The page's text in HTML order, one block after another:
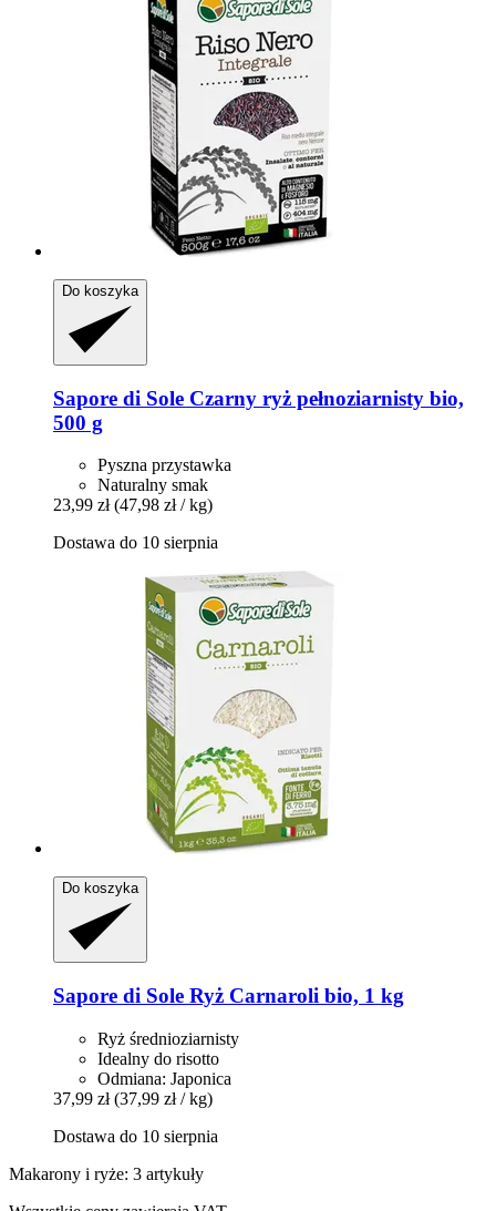
Do koszyka
Sapore di Sole Czarny ryż pełnoziarnisty bio,
500 g
Pyszna przystawka
Naturalny smak
23,99 zł (47,98 zł / kg)
Dostawa do 10 sierpnia
Do koszyka
Sapore di Sole Ryż Carnaroli bio, 1 kg
Ryż średnioziarnisty
Idealny do risotto
Odmiana: Japonica
37,99 zł (37,99 zł / kg)
Dostawa do 10 sierpnia
Makarony i ryże: 3 artykuły